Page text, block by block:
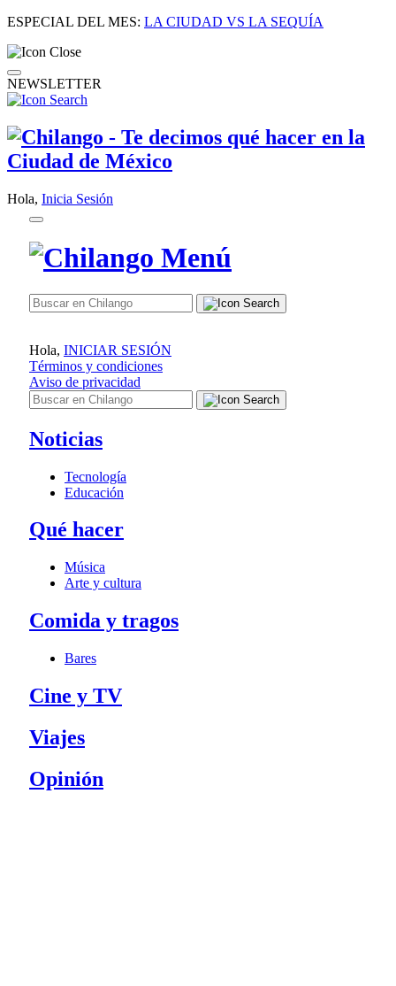
ESPECIAL DEL MES: LA CIUDAD VS LA SEQUÍA
NEWSLETTER
Hola, Inicia Sesión
Hola, INICIAR SESIÓN
Términos y condiciones
Aviso de privacidad
Noticias
Tecnología
Educación
Qué hacer
Música
Arte y cultura
Comida y tragos
Bares
Cine y TV
Viajes
Opinión